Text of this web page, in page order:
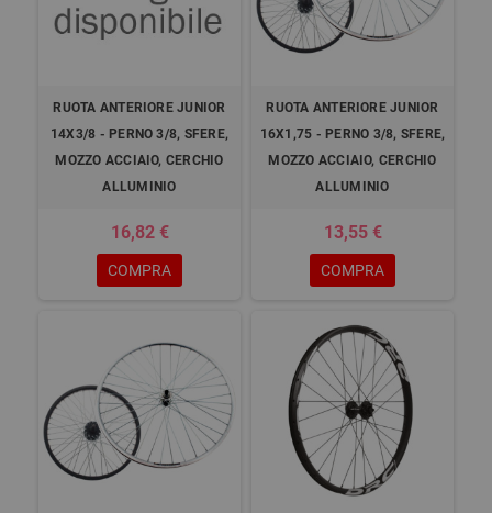
RUOTA ANTERIORE JUNIOR
14X3/8 - PERNO 3/8, SFERE,
MOZZO ACCIAIO, CERCHIO
ALLUMINIO
16,82 €
COMPRA
RUOTA ANTERIORE JUNIOR
16X1,75 - PERNO 3/8, SFERE,
MOZZO ACCIAIO, CERCHIO
ALLUMINIO
13,55 €
COMPRA